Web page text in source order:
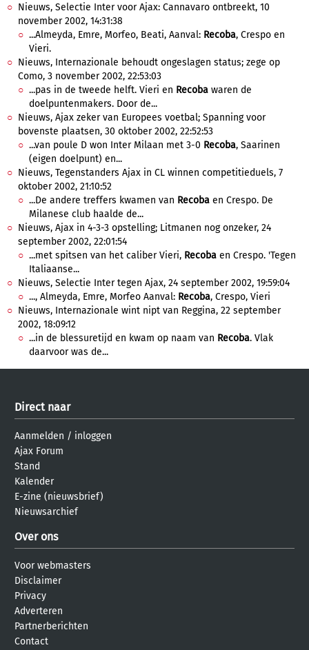
Nieuws, Selectie Inter voor Ajax: Cannavaro ontbreekt, 10
november 2002, 14:31:38
...Almeyda, Emre, Morfeo, Beati, Aanval: Recoba, Crespo en
Vieri.
Nieuws, Internazionale behoudt ongeslagen status; zege op
Como, 3 november 2002, 22:53:03
...pas in de tweede helft. Vieri en Recoba waren de
doelpuntenmakers. Door de...
Nieuws, Ajax zeker van Europees voetbal; Spanning voor
bovenste plaatsen, 30 oktober 2002, 22:52:53
...van poule D won Inter Milaan met 3-0 Recoba, Saarinen
(eigen doelpunt) en...
Nieuws, Tegenstanders Ajax in CL winnen competitieduels, 7
oktober 2002, 21:10:52
...De andere treffers kwamen van Recoba en Crespo. De
Milanese club haalde de...
Nieuws, Ajax in 4-3-3 opstelling; Litmanen nog onzeker, 24
september 2002, 22:01:54
...met spitsen van het caliber Vieri, Recoba en Crespo. 'Tegen
Italiaanse...
Nieuws, Selectie Inter tegen Ajax, 24 september 2002, 19:59:04
..., Almeyda, Emre, Morfeo Aanval: Recoba, Crespo, Vieri
Nieuws, Internazionale wint nipt van Reggina, 22 september
2002, 18:09:12
...in de blessuretijd en kwam op naam van Recoba. Vlak
daarvoor was de...
Direct naar
Aanmelden / inloggen
Ajax Forum
Stand
Kalender
E-zine (nieuwsbrief)
Nieuwsarchief
Over ons
Voor webmasters
Disclaimer
Privacy
Adverteren
Partnerberichten
Contact